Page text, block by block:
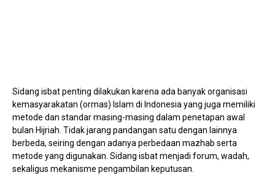
Sidang isbat penting dilakukan karena ada banyak organisasi
kemasyarakatan (ormas) Islam di Indonesia yang juga memiliki
metode dan standar masing-masing dalam penetapan awal
bulan Hijriah. Tidak jarang pandangan satu dengan lainnya
berbeda, seiring dengan adanya perbedaan mazhab serta
metode yang digunakan. Sidang isbat menjadi forum, wadah,
sekaligus mekanisme pengambilan keputusan.